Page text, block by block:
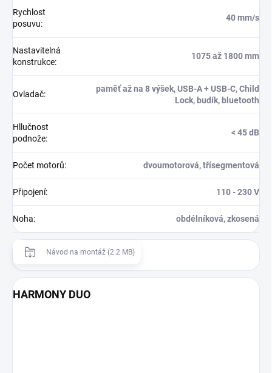
Rychlost
posuvu:
40 mm/s
Nastavitelná
konstrukce:
1075 až 1800 mm
Ovladač:
paměť až na 8 výšek, USB-A + USB-C, Child
Lock, budík, bluetooth
Hllučnost
podnože:
< 45 dB
Počet motorů: dvoumotorová, třísegmentová
Připojení: 110 - 230 V
Noha: obdélníková, zkosená
Návod na montáž (2.2 MB)
HARMONY DUO